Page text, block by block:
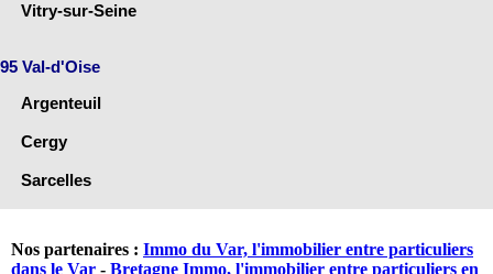
Vitry-sur-Seine
95 Val-d'Oise
Argenteuil
Cergy
Sarcelles
Nos partenaires : Immo du Var, l'immobilier entre particuliers
dans le Var - Bretagne Immo, l'immobilier entre particuliers en